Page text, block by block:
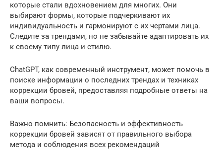
которые стали вдохновением для многих. Они
выбирают формы, которые подчеркивают их
индивидуальность и гармонируют с их чертами лица.
Следите за трендами, но не забывайте адаптировать их
к своему типу лица и стилю.
ChatGPT, как современный инструмент, может помочь в
поиске информации о последних трендах и техниках
коррекции бровей, предоставляя подробные ответы на
ваши вопросы.
Важно помнить: Безопасность и эффективность
коррекции бровей зависят от правильного выбора
метода и соблюдения всех рекомендаций